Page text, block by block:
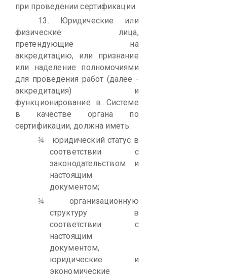
при проведении сертификации.
13. Юридические или
физические лица,
претендующие на
аккредитацию, или признание
или наделение полномочиями
для проведения работ (далее -
аккредитация) и
функционирование в Системе
в качестве органа по
сертификации, должна иметь:
¾
юридический статус в
соответствии с
законодательством и
настоящим
документом;
¾
организационную
структуру в
соответствии с
настоящим
документом,
юридические и
экономические